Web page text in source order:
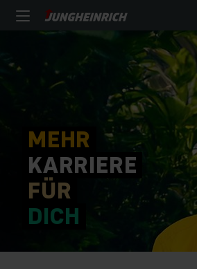
MEHR
KARRIERE
FÜR
DICH